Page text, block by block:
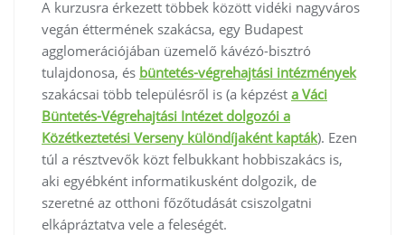
A kurzusra érkezett többek között vidéki nagyváros
vegán éttermének szakácsa, egy Budapest
agglomerációjában üzemelő kávézó-bisztró
tulajdonosa, és büntetés-végrehajtási intézmények
szakácsai több településről is (a képzést a Váci
Büntetés-Végrehajtási Intézet dolgozói a
Közétkeztetési Verseny különdíjaként kapták). Ezen
túl a résztvevők közt felbukkant hobbiszakács is,
aki egyébként informatikusként dolgozik, de
szeretné az otthoni főzőtudását csiszolgatni
elkápráztatva vele a feleségét.